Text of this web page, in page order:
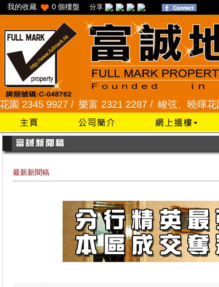
我的收藏 0 個樓盤 分享
9927 /樂富 2321 2287 /峻弦、曉暉花園
最新新聞稿